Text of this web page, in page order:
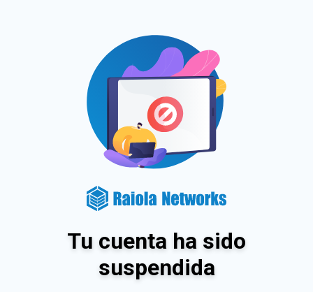
Tu cuenta ha sido
suspendida